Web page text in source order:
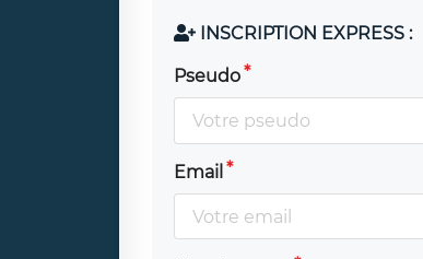
INSCRIPTION EXPRESS :
Pseudo
Email